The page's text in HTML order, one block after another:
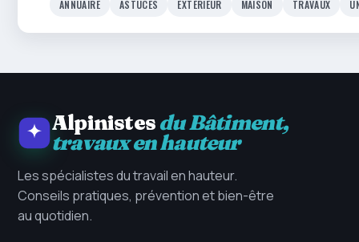
ANNUAIRE ASTUCES EXTÉRIEUR MAISON TRAVAUX
Alpinistesdu Bâtiment,
travaux en hauteur
Les spécialistes du travail en hauteur.
Conseils pratiques, prévention et bien-être
au quotidien.